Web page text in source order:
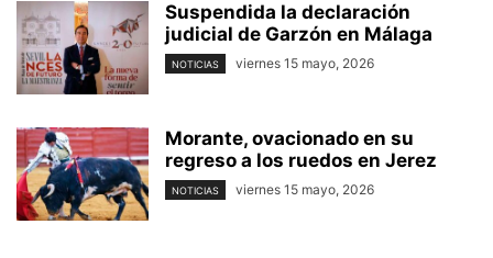
Suspendida la declaración
judicial de Garzón en Málaga
NOTICIAS viernes 15 mayo, 2026
Morante, ovacionado en su
regreso a los ruedos en Jerez
NOTICIAS viernes 15 mayo, 2026